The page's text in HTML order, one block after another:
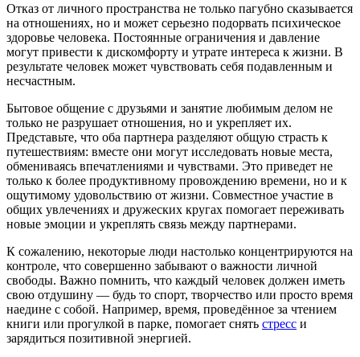
Отказ от личного пространства не только пагубно сказывается
на отношениях, но и может серьезно подорвать психическое
здоровье человека. Постоянные ограничения и давление
могут привести к дискомфорту и утрате интереса к жизни. В
результате человек может чувствовать себя подавленным и
несчастным.
Бытовое общение с друзьями и занятие любимым делом не
только не разрушает отношения, но и укрепляет их.
Представьте, что оба партнера разделяют общую страсть к
путешествиям: вместе они могут исследовать новые места,
обмениваясь впечатлениями и чувствами. Это приведет не
только к более продуктивному провождению времени, но и к
ощутимому удовольствию от жизни. Совместное участие в
общих увлечениях и дружеских кругах помогает переживать
новые эмоции и укреплять связь между партнерами.
К сожалению, некоторые люди настолько концентрируются на
контроле, что совершенно забывают о важности личной
свободы. Важно помнить, что каждый человек должен иметь
свою отдушину — будь то спорт, творчество или просто время
наедине с собой. Например, время, проведённое за чтением
книги или прогулкой в парке, помогает снять стресс и
зарядиться позитивной энергией.